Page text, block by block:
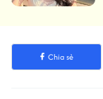
Chia sẻ